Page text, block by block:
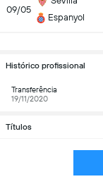
09/05
Espanyol
Histórico profissional
Transferência
19/11/2020
Títulos